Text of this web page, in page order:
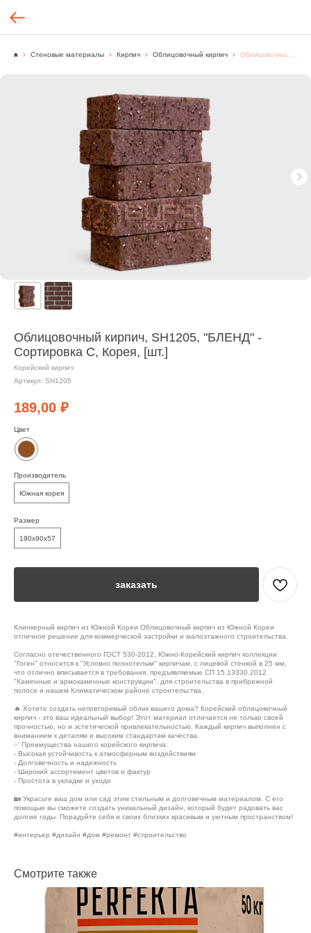
Стеновые материалы Кирпич Облицовочный кирпич
Облицовочный кирпич, SH1205, "БЛЕНД" -
Сортировка C, Корея, [шт.]
Корейский кирпич
Артикул: SH1205
189,00 ₽
Цвет
Производитель
Южная корея
Размер
190х90х57
заказать
Клинкерный кирпич из Южной Кореи Облицовочный кирпич из Южной Кореи
отличное решение для коммерческой застройки и малоэтажного строительства.
Согласно отечественного ГОСТ 530-2012, Южно-Корейский кирпич коллекции
"Гоген" относится к "Условно полнотелым" кирпичам, с лицевой стенкой в 25 мм,
что отлично вписывается в требования, предъявляемые СП 15.13330.2012
"Каменные и армокаменные конструкции", для строительства в прибрежной
полосе и нашем Климатическом районе строительства.
🔥 Хотите создать неповторимый облик вашего дома? Корейский облицовочный
кирпич - это ваш идеальный выбор! Этот материал отличается не только своей
прочностью, но и эстетической привлекательностью. Каждый кирпич выполнен с
вниманием к деталям и высоким стандартам качества.
✅ Преимущества нашего корейского кирпича:
- Высокая устойчивость к атмосферным воздействиям
- Долговечность и надежность
- Широкий ассортимент цветов и фактур
- Простота в укладке и уходе
🏡 Украсьте ваш дом или сад этим стильным и долговечным материалом. С его
помощью вы сможете создать уникальный дизайн, который будет радовать вас
долгие годы. Порадуйте себя и своих близких красивым и уютным пространством!
#интерьер #дизайн #дом #ремонт #строительство
Смотрите также